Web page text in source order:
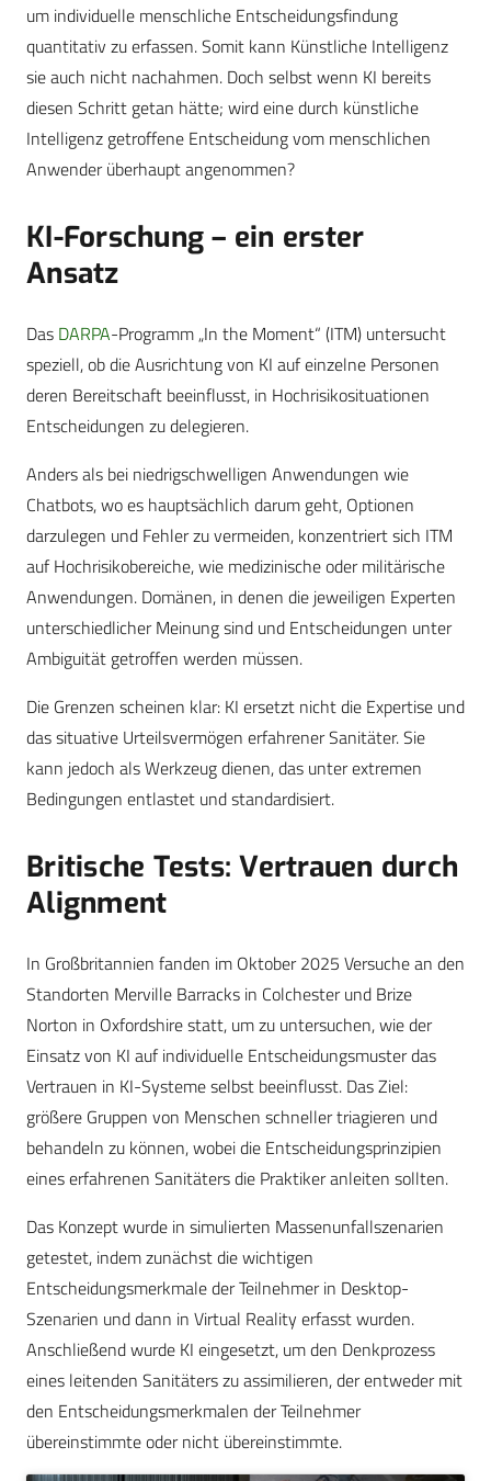
um individuelle menschliche Entscheidungsfindung
quantitativ zu erfassen. Somit kann Künstliche Intelligenz
sie auch nicht nachahmen. Doch selbst wenn KI bereits
diesen Schritt getan hätte; wird eine durch künstliche
Intelligenz getroffene Entscheidung vom menschlichen
Anwender überhaupt angenommen?
KI-Forschung – ein erster
Ansatz
Das DARPA-Programm „In the Moment“ (ITM) untersucht
speziell, ob die Ausrichtung von KI auf einzelne Personen
deren Bereitschaft beeinflusst, in Hochrisikosituationen
Entscheidungen zu delegieren.
Anders als bei niedrigschwelligen Anwendungen wie
Chatbots, wo es hauptsächlich darum geht, Optionen
darzulegen und Fehler zu vermeiden, konzentriert sich ITM
auf Hochrisikobereiche, wie medizinische oder militärische
Anwendungen. Domänen, in denen die jeweiligen Experten
unterschiedlicher Meinung sind und Entscheidungen unter
Ambiguität getroffen werden müssen.
Die Grenzen scheinen klar: KI ersetzt nicht die Expertise und
das situative Urteilsvermögen erfahrener Sanitäter. Sie
kann jedoch als Werkzeug dienen, das unter extremen
Bedingungen entlastet und standardisiert.
Britische Tests: Vertrauen durch
Alignment
In Großbritannien fanden im Oktober 2025 Versuche an den
Standorten Merville Barracks in Colchester und Brize
Norton in Oxfordshire statt, um zu untersuchen, wie der
Einsatz von KI auf individuelle Entscheidungsmuster das
Vertrauen in KI-Systeme selbst beeinflusst. Das Ziel:
größere Gruppen von Menschen schneller triagieren und
behandeln zu können, wobei die Entscheidungsprinzipien
eines erfahrenen Sanitäters die Praktiker anleiten sollten.
Das Konzept wurde in simulierten Massenunfallszenarien
getestet, indem zunächst die wichtigen
Entscheidungsmerkmale der Teilnehmer in Desktop-
Szenarien und dann in Virtual Reality erfasst wurden.
Anschließend wurde KI eingesetzt, um den Denkprozess
eines leitenden Sanitäters zu assimilieren, der entweder mit
den Entscheidungsmerkmalen der Teilnehmer
übereinstimmte oder nicht übereinstimmte.